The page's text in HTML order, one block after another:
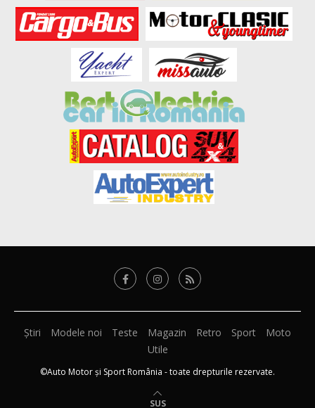
Știri Modele noi Teste Magazin Retro Sport
Moto
Utile
©Auto Motor și Sport România - toate drepturile rezervate.
SUS